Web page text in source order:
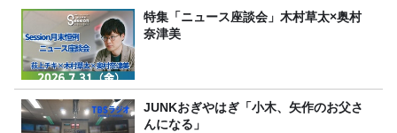
特集「ニュース座談会」木村草太×奥村
奈津美
JUNKおぎやはぎ「小木、矢作のお父さ
んになる」